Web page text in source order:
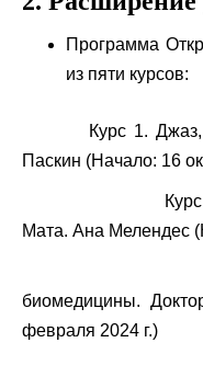
Программа
из пяти курсов:
Курс 1. Джаз,
Паскин (Начало: 16
Курс 2.
Мата. Ана Мелендес
Курс 3.
биомедицины.
февраля 2024 г.)
Курс 4.